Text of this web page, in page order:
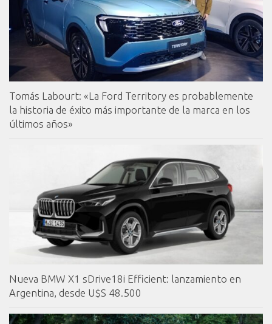
Tomás Labourt: «La Ford Territory es probablemente
la historia de éxito más importante de la marca en los
últimos años»
Nueva BMW X1 sDrive18i Efficient: lanzamiento en
Argentina, desde U$S 48.500